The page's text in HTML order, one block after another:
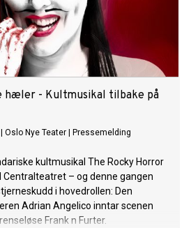
hæler - Kultmusikal tilbake på
Oslo Nye Teater Pressemelding
kultmusikal The Rocky Horror
Centralteatret – og denne gangen
i hovedrollen: Den
Adrian Angelico inntar scenen
Frank n Furter.